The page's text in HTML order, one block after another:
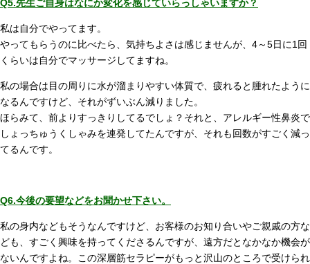
Q5.先生ご自身はなにか変化を感じていらっしゃいますか？
私は自分でやってます。
やってもらうのに比べたら、気持ちよさは感じませんが、4～5日に1回
くらいは自分でマッサージしてますね。
私の場合は目の周りに水が溜まりやすい体質で、疲れると腫れたように
なるんですけど、それがずいぶん減りました。
ほらみて、前よりすっきりしてるでしょ？それと、アレルギー性鼻炎で
しょっちゅうくしゃみを連発してたんですが、それも回数がすごく減っ
てるんです。
Q6.今後の要望などをお聞かせ下さい。
私の身内などもそうなんですけど、お客様のお知り合いやご親戚の方な
ども、すごく興味を持ってくださるんですが、遠方だとなかなか機会が
ないんですよね。この深層筋セラピーがもっと沢山のところで受けられ